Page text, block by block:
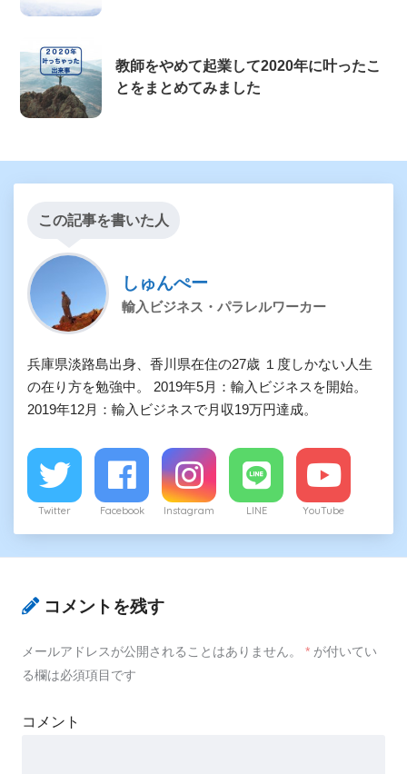
教師をやめて起業して2020年に叶ったこ
とをまとめてみました
この記事を書いた人
しゅんぺー
輸入ビジネス・パラレルワーカー
兵庫県淡路島出身、香川県在住の27歳 １度しかない人生
の在り方を勉強中。 2019年5月：輸入ビジネスを開始。
2019年12月：輸入ビジネスで月収19万円達成。
Twitter Facebook Instagram LINE YouTube
コメントを残す
メールアドレスが公開されることはありません。 * が付いてい
る欄は必須項目です
コメント